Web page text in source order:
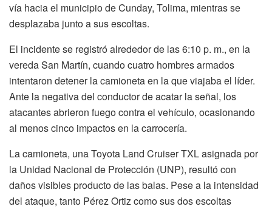
vía hacia el municipio de Cunday, Tolima, mientras se
desplazaba junto a sus escoltas.
El incidente se registró alrededor de las 6:10 p. m., en la
vereda San Martín, cuando cuatro hombres armados
intentaron detener la camioneta en la que viajaba el líder.
Ante la negativa del conductor de acatar la señal, los
atacantes abrieron fuego contra el vehículo, ocasionando
al menos cinco impactos en la carrocería.
La camioneta, una Toyota Land Cruiser TXL asignada por
la Unidad Nacional de Protección (UNP), resultó con
daños visibles producto de las balas. Pese a la intensidad
del ataque, tanto Pérez Ortiz como sus dos escoltas